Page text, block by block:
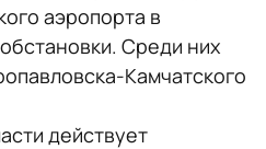
аэропорта в
Среди них
Камчатского
действует